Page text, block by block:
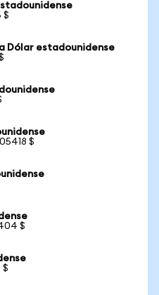
$
Dólar estadounidense
$
$
$